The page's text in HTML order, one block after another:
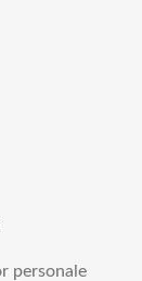
personale